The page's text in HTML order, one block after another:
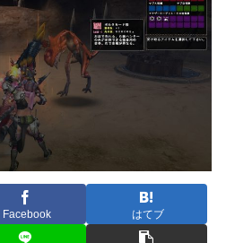
Facebook はてブ